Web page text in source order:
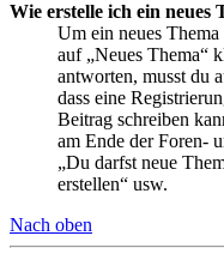
Wie erstelle ich ein neues
Um ein neues
auf „Neues Thema“
antworten, musst du
dass eine
Beitrag schreiben
am Ende der Foren-
„Du darfst neue
erstellen“ usw.
Nach oben